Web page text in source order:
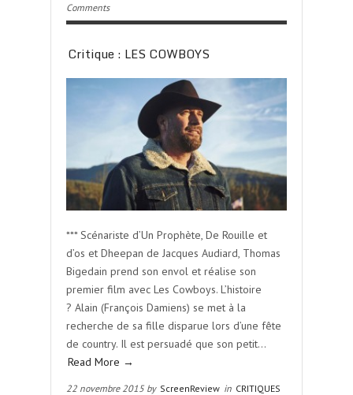
Comments
Critique : LES COWBOYS
*** Scénariste d’Un Prophète, De Rouille et
d’os et Dheepan de Jacques Audiard, Thomas
Bigedain prend son envol et réalise son
premier film avec Les Cowboys. L’histoire
? Alain (François Damiens) se met à la
recherche de sa fille disparue lors d’une fête
de country. Il est persuadé que son petit…
Read More →
22 novembre 2015 by ScreenReview in CRITIQUES